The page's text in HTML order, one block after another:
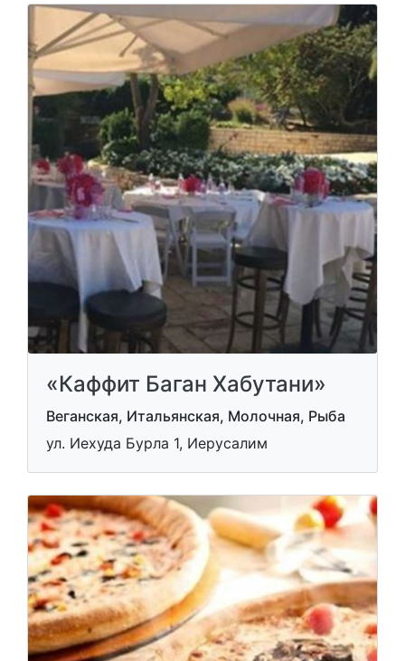
«Каффит Баган Хабутани»
Веганская, Итальянская, Молочная, Рыба
ул. Иехуда Бурла 1, Иерусалим